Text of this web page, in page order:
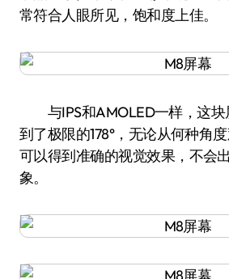
常符合人眼所见，饱和度上佳。
与IPS和AMOLED一样，这块
到了极限的178°，无论从何种角
可以得到准确的视觉效果，不会
象。